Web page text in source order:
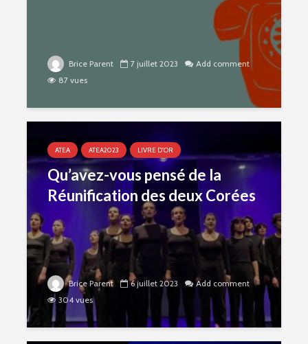
Brice Parent 7 juillet 2023
Add comment
87 vues
ATEA ATEA2023 LIVRE D'OR
Qu’avez-vous pensé de la
Réunification des deux Corées
Brice Parent 6 juillet 2023
Add comment
304 vues